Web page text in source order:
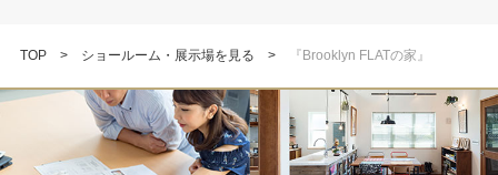
TOP ショールーム・展示場を見る 『Brooklyn FLATの家』